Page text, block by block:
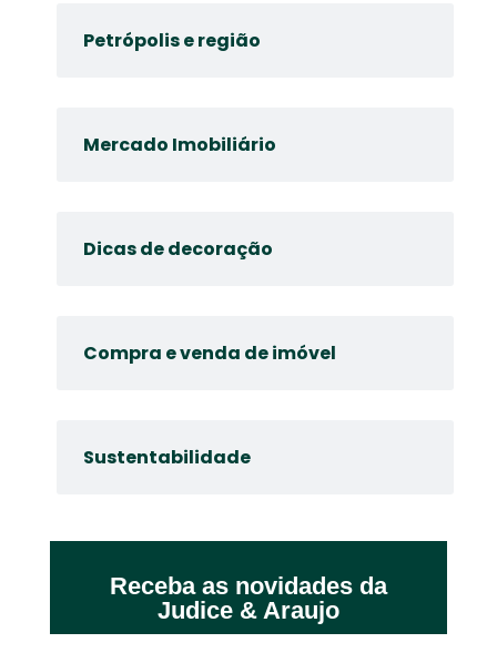
Petrópolis e região
Mercado Imobiliário
Dicas de decoração
Compra e venda de imóvel
Sustentabilidade
Receba as novidades da
Judice & Araujo